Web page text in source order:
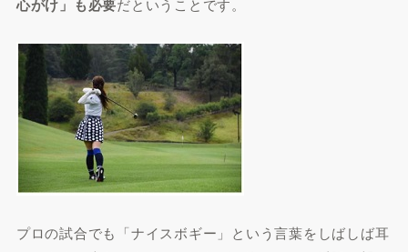
心がけ」も必要だということです。
プロの試合でも「ナイスボギー」という言葉をしばしば耳